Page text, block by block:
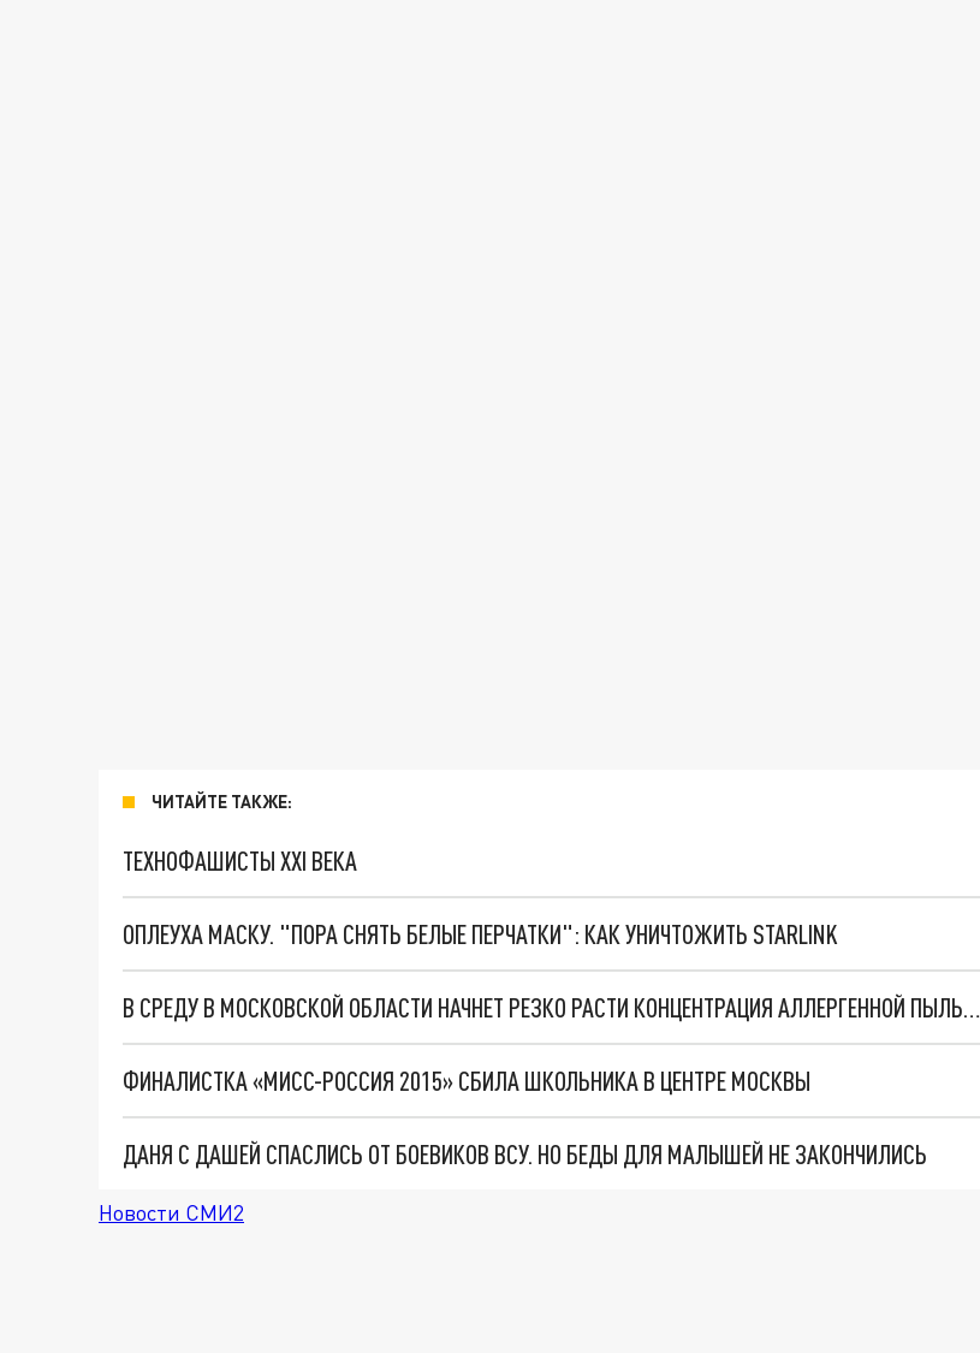
ЧИТАЙТЕ ТАКЖЕ:
ТЕХНОФАШИСТЫ XXI ВЕКА
ОПЛЕУХА МАСКУ. "ПОРА СНЯТЬ БЕЛЫЕ ПЕРЧАТКИ": КАК УНИЧТОЖИТЬ STARLINK
В СРЕДУ В МОСКОВСКОЙ ОБЛАСТИ НАЧНЕТ РЕЗКО РАСТИ КОНЦЕНТРАЦИЯ АЛЛЕРГЕННОЙ ПЫЛЬЦЫ
ФИНАЛИСТКА «МИСС-РОССИЯ 2015» СБИЛА ШКОЛЬНИКА В ЦЕНТРЕ МОСКВЫ
ДАНЯ С ДАШЕЙ СПАСЛИСЬ ОТ БОЕВИКОВ ВСУ. НО БЕДЫ ДЛЯ МАЛЫШЕЙ НЕ ЗАКОНЧИЛИСЬ
Новости СМИ2